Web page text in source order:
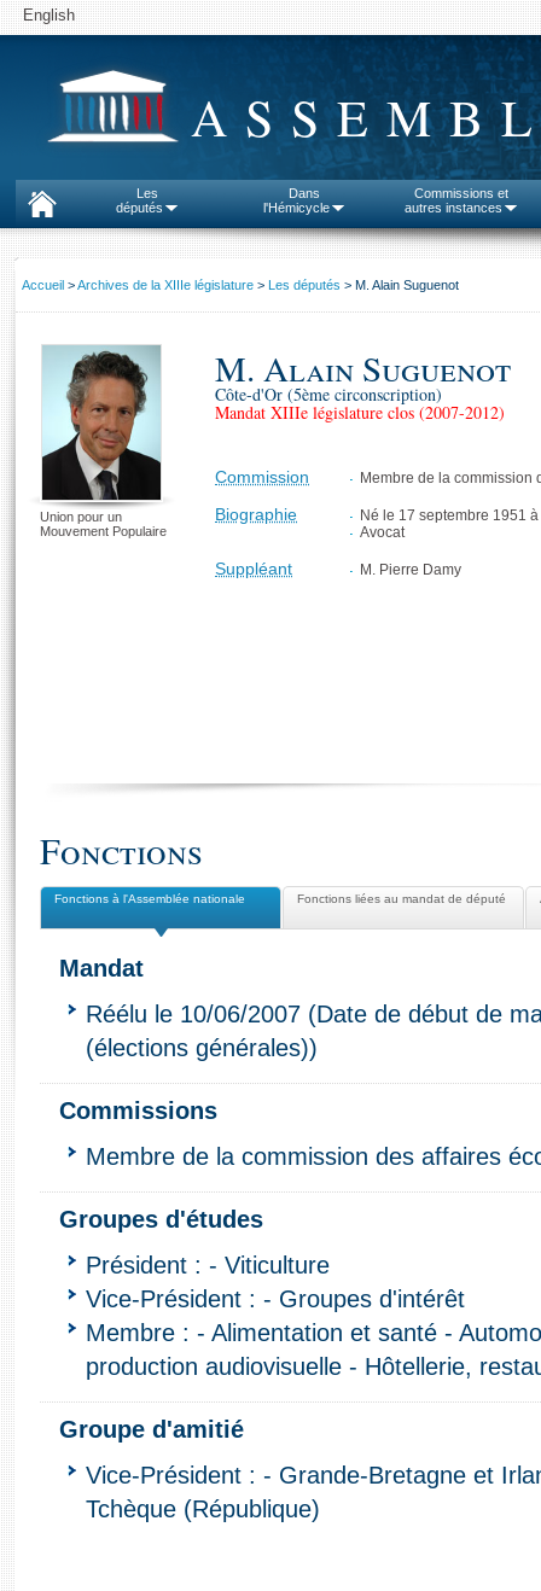
English
Les
députés
Dans
l'Hémicycle
Commissions et
autres instances
Accueil >Archives de la XIIIe législature > Les députés > M. Alain Suguenot
M. Alain Suguenot
Côte-d'Or (5ème circonscription)
Mandat XIIIe législature clos (2007-2012)
Commission Membre de la commission
Biographie
Né le 17 septembre 1951
Avocat
Suppléant M. Pierre Damy
Union pour un
Mouvement Populaire
Fonctions
Fonctions à l'Assemblée nationale Fonctions liées au mandat de député
Mandat
Réélu le 10/06/2007 (Date de début de
(élections générales))
Commissions
Membre de la commission des affaires
Groupes d'études
Président : - Viticulture
Vice-Président : - Groupes d'intérêt
Membre : - Alimentation et santé -
production audiovisuelle - Hôtellerie,
Groupe d'amitié
Vice-Président : - Grande-Bretagne et
Tchèque (République)